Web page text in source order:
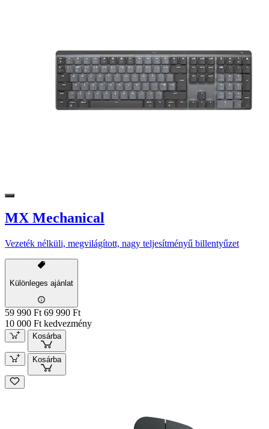
MX Mechanical
Vezeték nélküli, megvilágított, nagy teljesítményű billentyűzet
Különleges ajánlat
59 990 Ft 69 990 Ft
10 000 Ft kedvezmény
Kosárba
Kosárba